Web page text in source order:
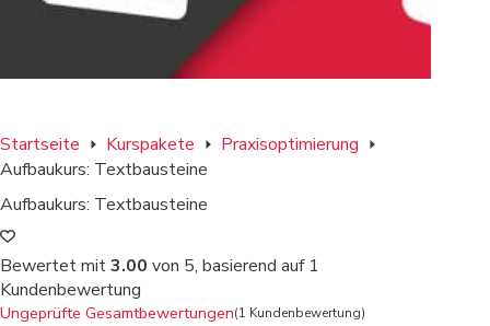
Startseite Kurspakete
Praxisoptimierung
Aufbaukurs: Textbausteine
Aufbaukurs: Textbausteine
Bewertet mit3.00 von 5, basierend auf 1
Kundenbewertung
Ungeprüfte Gesamtbewertungen(1 Kundenbewertung)